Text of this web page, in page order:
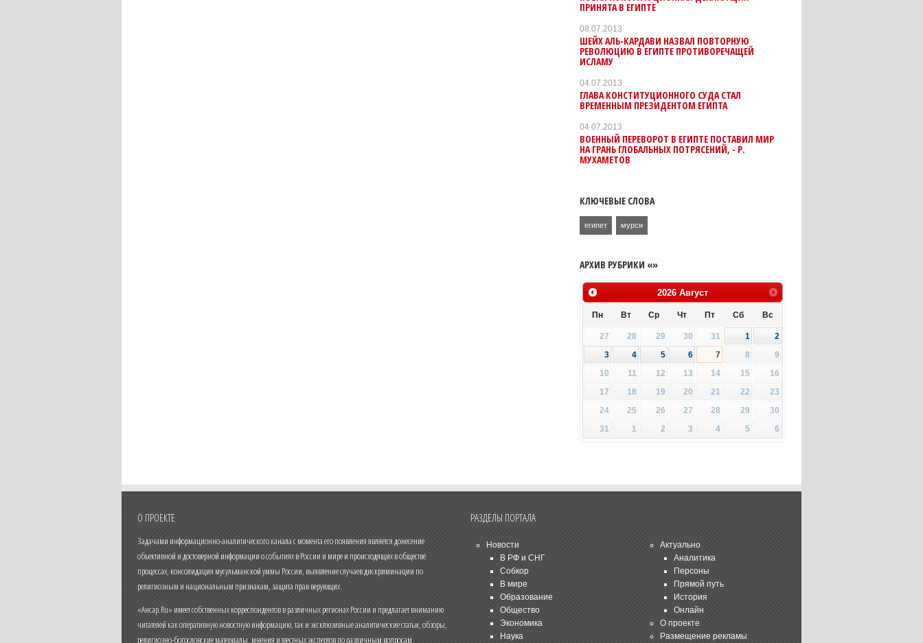
ПРИНЯТА В ЕГИПТЕ
08.07.2013
ШЕЙХ АЛЬ-КАРДАВИ НАЗВАЛ ПОВТОРНУЮ
РЕВОЛЮЦИЮ В ЕГИПТЕ ПРОТИВОРЕЧАЩЕЙ
ИСЛАМУ
04.07.2013
ГЛАВА КОНСТИТУЦИОННОГО СУДА СТАЛ
ВРЕМЕННЫМ ПРЕЗИДЕНТОМ ЕГИПТА
04.07.2013
ВОЕННЫЙ ПЕРЕВОРОТ В ЕГИПТЕ ПОСТАВИЛ МИР
НА ГРАНЬ ГЛОБАЛЬНЫХ ПОТРЯСЕНИЙ, - Р.
МУХАМЕТОВ
КЛЮЧЕВЫЕ СЛОВА
египет мурси
АРХИВ РУБРИКИ «»
2026 Август
Пн Вт Ср Чт Пт Сб Вс
27 28 29 30 31 1
2
3
4 5 6 7 8
9
10
11 12 13 14 15
16
17
18 19 20 21 22
23
24
25 26 27 28 29
30
31
1 2 3 4 5 6
О ПРОЕКТЕ
Задачами информационно-аналитического канала с момента его появления является донесение
объективной и достоверной информации о событиях в России и мире и происходящих в обществе
процессах, консолидация мусульманской уммы России, выявление случаев дискриминации по
религиозным и национальным признакам, защита прав верующих.
«Ансар.Ru» имеет собственных корреспондентов в различных регионах России и предлагает вниманию
читателей как оперативную новостную информацию, так и эксклюзивные аналитические статьи, обзоры,
религиозно-богословские материалы, мнения известных экспертов по различным вопросам.
РАЗДЕЛЫ ПОРТАЛА
Новости
В РФ и СНГ
Собкор
В мире
Образование
Общество
Экономика
Наука
Актуально
Аналитика
Персоны
Прямой путь
История
Онлайн
О проекте
Размещение рекламы